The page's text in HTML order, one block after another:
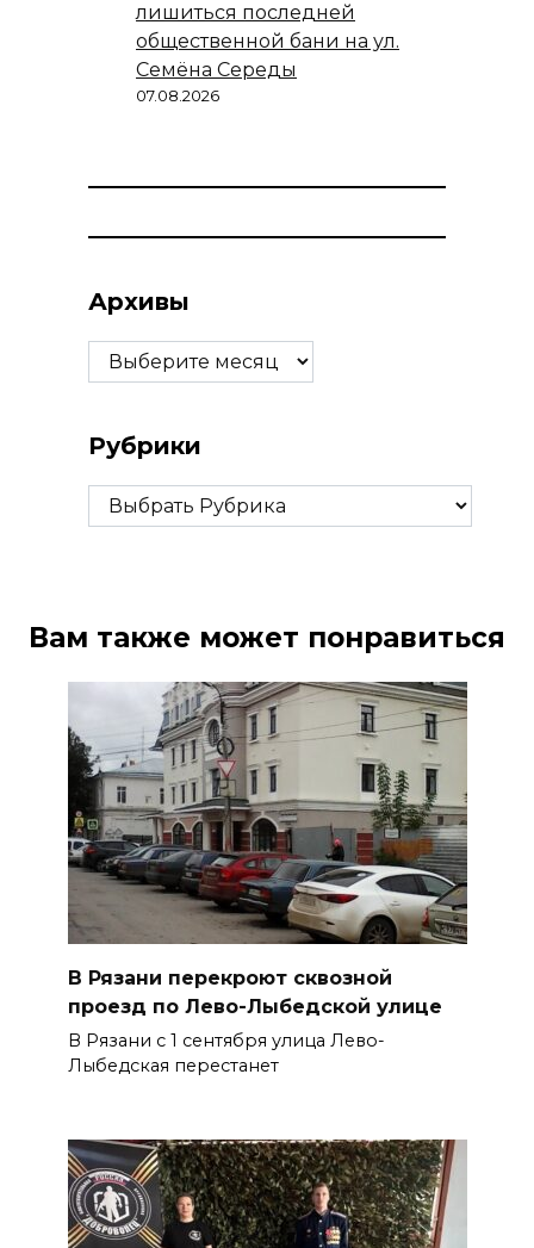
лишиться последней
общественной бани на ул.
Семёна Середы
07.08.2026
Архивы
Архивы
Рубрики
Рубрики
Вам также может понравиться
В Рязани перекроют сквозной
проезд по Лево-Лыбедской улице
В Рязани с 1 сентября улица Лево-
Лыбедская перестанет